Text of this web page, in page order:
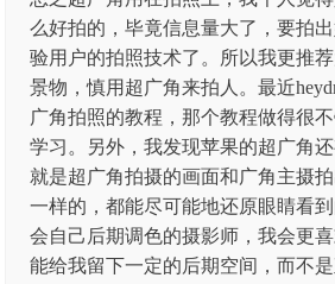
么好拍的，毕竟信息量大了，要拍
验用户的拍照技术了。所以我更推
景物，慎用超广角来拍人。最近
广角拍照的教程，那个教程做得很
学习。另外，我发现苹果的超广角
就是超广角拍摄的画面和广角主摄
一样的，都能尽可能地还原眼睛看
会自己后期调色的摄影师，我会更
能给我留下一定的后期空间，而不